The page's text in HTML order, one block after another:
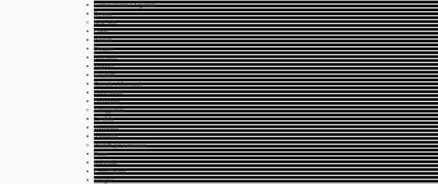
Cornici Dorate e Argentate
Essenze
Belle Arti
Colori
Pennelli
Disegno
Accessori
Supporti
Cavalletti
Cassette e idee regalo
Linea Giotto
Decoupage
Tinteggiatura
Lavabile
Traspirante
Antimuffa
Prodotti per il mosaico
Pinze
Martelline
Cunei/Taglioli
Tenaglie